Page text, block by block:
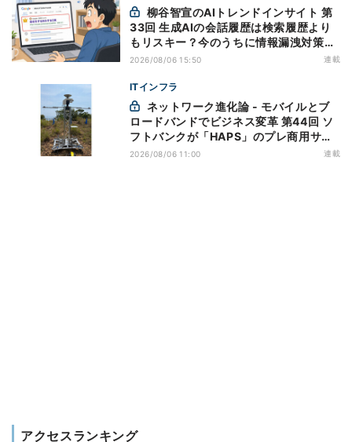
33回 生成AIの会話履歴は検索履歴より
もリスキー？今のうちに情報漏洩対策を
万全にしておこう
2026/08/06 15:50 連載
ITインフラ
ロードバンドでビジネス変革 第44回 ソ
フトバンクが「HAPS」のプレ商用サー
ビス開始を表明、本格的な商用展開のめ
2026/08/06 11:00 連載
アクセスランキング